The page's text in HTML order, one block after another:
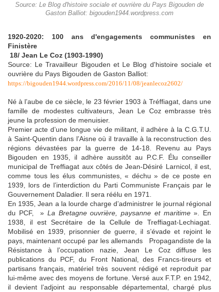
Source: Le Blog d'histoire sociale et ouvrière du Pays Bigouden de
Gaston Balliot: bigouden1944.wordpress.com
1920-2020: 100 ans d'engagements communistes en
Finistère
18/ Jean Le Coz (1903-1990)
Source: Le Travailleur Bigouden et Le Blog d'histoire sociale et
ouvrière du Pays Bigouden de Gaston Balliot:
https://bigouden1944.wordpress.com/2016/11/08/jeanlecoz2602/
Né à l’aube de ce siècle, le 23 février 1903 à Tréffiagat, dans une
famille de modestes cultivateurs, Jean Le Coz embrasse très
jeune la profession de menuisier.
Premier acte d’une longue vie de militant, il adhère à la C.G.T.U.
à Saint-Quentin dans l’Aisne où il travaille à la reconstruction des
régions dévastées par la guerre de 14-18. Revenu au Pays
Bigouden en 1935, il adhère aussitôt au P.C.F. Élu conseiller
municipal de Treffiagat aux côtés de Jean-Désiré Larnicol, il est,
comme tous les élus communis­tes, « déchu » de ce poste en
1939, lors de l’interdiction du Parti Communiste Français par le
Gouvernement Daladier. Il sera réélu en 1971.
En 1935, Jean a la lourde charge d’administrer le journal régional
du PCF, » La Bretagne ouvrière, paysanne et maritime». En
1938, il est Secrétaire de la Cellule de Treffiagat-Lechiagat.
Mobilisé en 1939, prisonnier de guerre, il s’évade et rejoint le
pays, maintenant occupé par les allemands Propagandiste de la
Résistance à l’occupation nazie, Jean Le Coz diffuse les
publications du PCF, du Front National, des Francs-tireurs et
partisans français, matériel très souvent rédigé et reproduit par
lui-même avec des moyens de fortune. Versé aux F.T.P. en 1942,
il devient l’adjoint au responsable départemental, chargé plus